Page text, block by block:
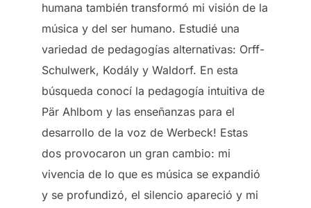
humana también transformó mi visión de la
música y del ser humano. Estudié una
variedad de pedagogías alternativas: Orff-
Schulwerk, Kodály y Waldorf. En esta
búsqueda conocí la pedagogía intuitiva de
Pär Ahlbom y las enseñanzas para el
desarrollo de la voz de Werbeck! Estas
dos provocaron un gran cambio: mi
vivencia de lo que es música se expandió
y se profundizó, el silencio apareció y mi